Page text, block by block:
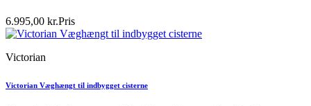
6.995,00 kr.Pris
Victorian
Victorian Væghængt til indbygget cisterne